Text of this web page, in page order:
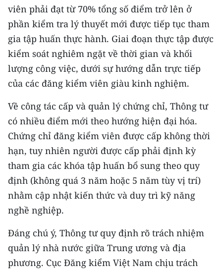
CHUYÊN ĐỀ
CÁC CHUYÊN TRANG
VỀ BÁO NHÂN DÂN
THỜI NAY
NHÂN DÂN CUỐI TUẦN
NHÂN DÂN HẰNG THÁNG
MUA BÁO
ĐỌC BÁO IN
ENGLISH
中文
viên phải đạt từ 70% tổng số điểm trở lên ở
phần kiểm tra lý thuyết mới được tiếp tục tham
gia tập huấn thực hành. Giai đoạn thực tập được
kiểm soát nghiêm ngặt về thời gian và khối
lượng công việc, dưới sự hướng dẫn trực tiếp
của các đăng kiểm viên giàu kinh nghiệm.
Về công tác cấp và quản lý chứng chỉ, Thông tư
có nhiều điểm mới theo hướng hiện đại hóa.
Chứng chỉ đăng kiểm viên được cấp không thời
hạn, tuy nhiên người được cấp phải định kỳ
tham gia các khóa tập huấn bổ sung theo quy
định (không quá 3 năm hoặc 5 năm tùy vị trí)
nhằm cập nhật kiến thức và duy trì kỹ năng
nghề nghiệp.
Đáng chú ý, Thông tư quy định rõ trách nhiệm
quản lý nhà nước giữa Trung ương và địa
phương. Cục Đăng kiểm Việt Nam chịu trách